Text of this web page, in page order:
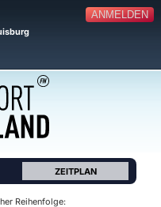
ANMELDEN
ZEITPLAN
Reihenfolge: